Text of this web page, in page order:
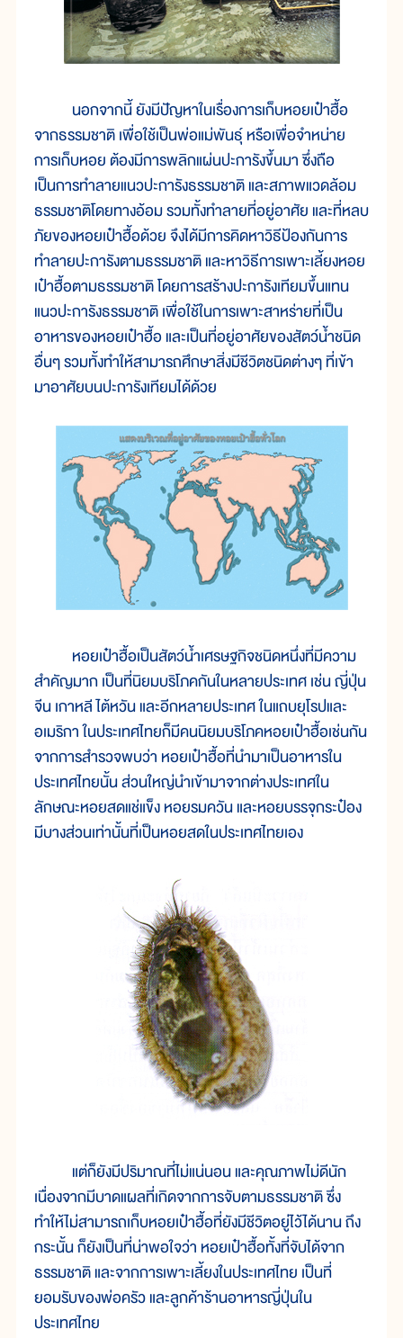
นอกจากนี้ ยังมีปัญหาในเรื่องการเก็บหอยเป๋าฮื้อ
จากธรรมชาติ เพื่อใช้เป็นพ่อแม่พันธุ์ หรือเพื่อจำหน่าย
การเก็บหอย ต้องมีการพลิกแผ่นปะการังขึ้นมา ซึ่งถือ
เป็นการทำลายแนวปะการังธรรมชาติ และสภาพแวดล้อม
ธรรมชาติโดยทางอ้อม รวมทั้งทำลายที่อยู่อาศัย และที่หลบ
ภัยของหอยเป๋าฮื้อด้วย จึงได้มีการคิดหาวิธีป้องกันการ
ทำลายปะการังตามธรรมชาติ และหาวิธีการเพาะเลี้ยงหอย
เป๋าฮื้อตามธรรมชาติ โดยการสร้างปะการังเทียมขึ้นแทน
แนวปะการังธรรมชาติ เพื่อใช้ในการเพาะสาหร่ายที่เป็น
อาหารของหอยเป๋าฮื้อ และเป็นที่อยู่อาศัยของสัตว์น้ำชนิด
อื่นๆ รวมทั้งทำให้สามารถศึกษาสิ่งมีชีวิตชนิดต่างๆ ที่เข้า
มาอาศัยบนปะการังเทียมได้ด้วย
หอยเป๋าฮื้อเป็นสัตว์น้ำเศรษฐกิจชนิดหนึ่งที่มีความ
สำคัญมาก เป็นที่นิยมบริโภคกันในหลายประเทศ เช่น ญี่ปุ่น
จีน เกาหลี ไต้หวัน และอีกหลายประเทศ ในแถบยุโรปและ
อเมริกา ในประเทศไทยก็มีคนนิยมบริโภคหอยเป๋าฮื้อเช่นกัน
จากการสำรวจพบว่า หอยเป๋าฮื้อที่นำมาเป็นอาหารใน
ประเทศไทยนั้น ส่วนใหญ่นำเข้ามาจากต่างประเทศใน
ลักษณะหอยสดแช่แข็ง หอยรมควัน และหอยบรรจุกระป๋อง
มีบางส่วนเท่านั้นที่เป็นหอยสดในประเทศไทยเอง
แต่ก็ยังมีปริมาณที่ไม่แน่นอน และคุณภาพไม่ดีนัก
เนื่องจากมีบาดแผลที่เกิดจากการจับตามธรรมชาติ ซึ่ง
ทำให้ไม่สามารถเก็บหอยเป๋าฮื้อที่ยังมีชีวิตอยู่ไว้ได้นาน ถึง
กระนั้น ก็ยังเป็นที่น่าพอใจว่า หอยเป๋าฮื้อทั้งที่จับได้จาก
ธรรมชาติ และจากการเพาะเลี้ยงในประเทศไทย เป็นที่
ยอมรับของพ่อครัว และลูกค้าร้านอาหารญี่ปุ่นใน
ประเทศไทย